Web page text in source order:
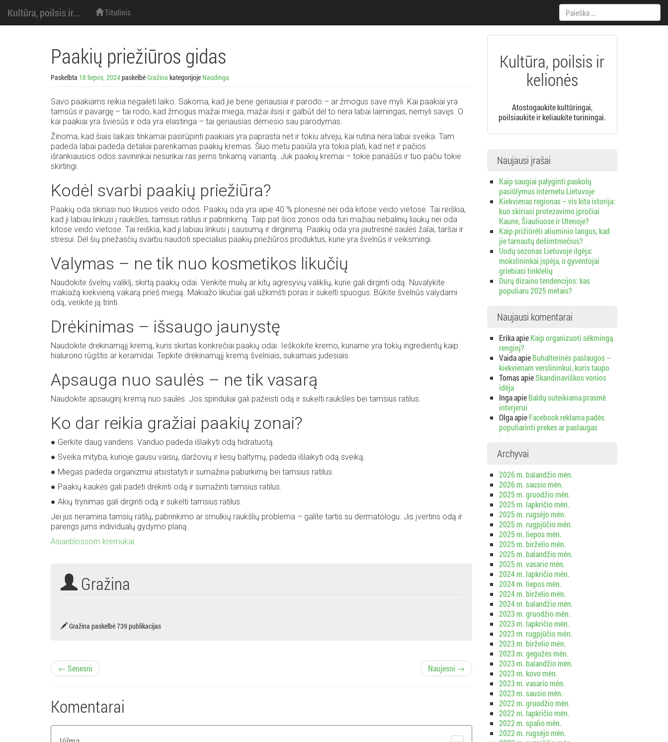
Kultūra, poilsis ir...
M
e
prie
turinio
Titulinis Paieška:
Paakių priežiūros gidas
Paskelbta 18 liepos, 2024paskelbėGražina kategorijoje Naudinga
Savo paakiams reikia negailėti laiko. Sakoma, kad jie bene geriausiai ir parodo – ar žmogus save myli. Kai paakiai yra
tamsūs ir pavargę – tai rodo, kad žmogus mažai miega, mažai ilsisi ir galbūt dėl to nėra labai laimingas, nemyli savęs. O
kai paakiai yra šviesūs ir oda yra elastinga – tai geriausias dėmesio sau parodymas.
Žinoma, kad šiais laikais tinkamai pasirūpinti paakiais yra paprasta net ir tokiu atveju, kai rutina nėra labai sveika. Tam
padeda labai padeda detaliai parenkamas paakių kremas. Šiuo metu pasiūla yra tokia plati, kad net ir pačios
išrankiausios odos savininkai nesunkai ras jiems tinkamą variantą. Juk paakių kremai – tokie panašūs ir tuo pačiu tokie
skirtingi.
Kodėl svarbi paakių priežiūra?
Paakių oda skiriasi nuo likusios veido odos. Paakių oda yra apie 40 % plonesnė nei oda kitose veido vietose. Tai reiškia,
kad ji labiau linkusi į raukšles, tamsius ratilus ir pabrinkimą. Taip pat šios zonos oda turi mažiau riebalinių liaukų nei oda
kitose veido vietose. Tai reiškia, kad ji labiau linkusi į sausumą ir dirginimą. Paakių oda yra jautresnė saulės žalai, taršai ir
stresui. Dėl šių priežasčių svarbu naudoti specialius paakių priežiūros produktus, kurie yra švelnūs ir veiksmingi.
Valymas – ne tik nuo kosmetikos likučių
Naudokite švelnų valiklį, skirtą paakių odai. Venkite muilų ar kitų agresyvių valiklių, kurie gali dirginti odą. Nuvalykite
makiažą kiekvieną vakarą prieš miegą. Makiažo likučiai gali užkimšti poras ir sukelti spuogus. Būkite švelnūs valydami
odą, venkite ją trinti.
Drėkinimas – išsaugo jaunystę
Naudokite drėkinamąjį kremą, kuris skirtas konkrečiai paakių odai. Ieškokite kremo, kuriame yra tokių ingredientų kaip
hialurono rūgštis ar keramidai. Tepkite drėkinamąjį kremą švelniais, sukamais judesiais.
Apsauga nuo saulės – ne tik vasarą
Naudokite apsauginį kremą nuo saulės. Jos spinduliai gali pažeisti odą ir sukelti raukšles bei tamsius ratilus.
Ko dar reikia gražiai paakių zonai?
● Gerkite daug vandens. Vanduo padeda išlaikyti odą hidratuotą.
● Sveika mityba, kurioje gausu vaisių, daržovių ir liesų baltymų, padeda išlaikyti odą sveiką.
● Miegas padeda organizmui atsistatyti ir sumažina paburkimą bei tamsius ratilus.
● Paakių kaukės gali padėti drėkinti odą ir sumažinti tamsius ratilus.
● Akių trynimas gali dirginti odą ir sukelti tamsius ratilus.
Jei jus neramina tamsių ratilų, pabrinkimo ar smulkių raukšlių problema – galite tartis su dermatologu. Jis įvertins odą ir
parengs jums individualų gydymo planą.
Asianblossom kremukai
Gražina
Gražina paskelbė 739 publikacijas
Į
r
a
← Senesni Naujesni →
Komentarai
Kultūra, poilsis ir
kelionės
Atostogaukite kultūringai,
poilsiaukite ir keliaukite turiningai.
Naujausi įrašai
Kaip saugiai palyginti paskolų
pasiūlymus internetu Lietuvoje
Kiekvienas regionas – vis kita istorija:
kuo skiriasi protezavimo įpročiai
Kaune, Šiauliuose ir Utenoje?
Kaip prižiūrėti aliuminio langus, kad
jie tarnautų dešimtmečius?
Uodų sezonas Lietuvoje ilgėja:
mokslininkai įspėja, o gyventojai
griebiasi tinklelių
Durų dizaino tendencijos: kas
populiaru 2025 metais?
Naujausi komentarai
ErikaapieKaip organizuoti sėkmingą
renginį?
VaidaapieBuhalterinės paslaugos –
kiekvienam verslininkui, kuris taupo
TomasapieSkandinaviškos vonios
idėja
IngaapieBaldų suteikiama prasmė
interjerui
OlgaapieFacebook reklama padės
populiarinti prekes ar paslaugas
Archyvai
2026 m. balandžio mėn.
2026 m. sausio mėn.
2025 m. gruodžio mėn.
2025 m. lapkričio mėn.
2025 m. rugsėjo mėn.
2025 m. rugpjūčio mėn.
2025 m. liepos mėn.
2025 m. birželio mėn.
2025 m. balandžio mėn.
2025 m. vasario mėn.
2024 m. lapkričio mėn.
2024 m. liepos mėn.
2024 m. birželio mėn.
2024 m. balandžio mėn.
2023 m. gruodžio mėn.
2023 m. lapkričio mėn.
2023 m. rugpjūčio mėn.
2023 m. birželio mėn.
2023 m. gegužės mėn.
2023 m. balandžio mėn.
2023 m. kovo mėn.
2023 m. vasario mėn.
2023 m. sausio mėn.
2022 m. gruodžio mėn.
2022 m. lapkričio mėn.
2022 m. spalio mėn.
2022 m. rugsėjo mėn.